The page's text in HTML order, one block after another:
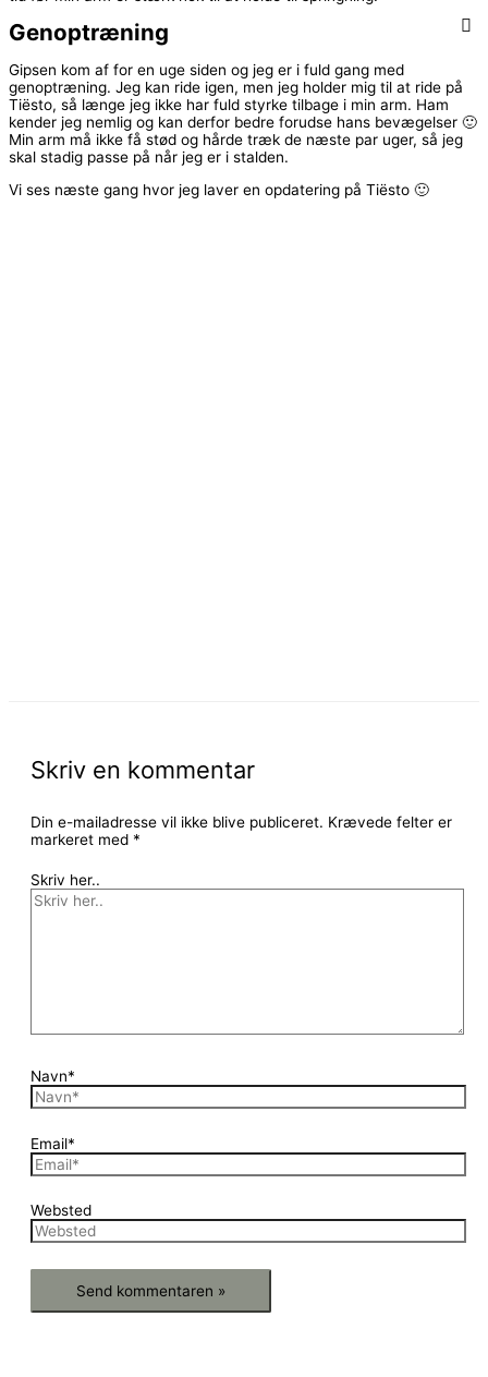
Genoptræning
Gipsen kom af for en uge siden og jeg er i fuld gang med
genoptræning. Jeg kan ride igen, men jeg holder mig til at ride på
Tiësto, så længe jeg ikke har fuld styrke tilbage i min arm. Ham
kender jeg nemlig og kan derfor bedre forudse hans bevægelser 🙂
Min arm må ikke få stød og hårde træk de næste par uger, så jeg
skal stadig passe på når jeg er i stalden.
Vi ses næste gang hvor jeg laver en opdatering på Tiësto 🙂
Skriv en kommentar
Din e-mailadresse vil ikke blive publiceret. Krævede felter er
markeret med *
Skriv her..
Navn*
Email*
Websted